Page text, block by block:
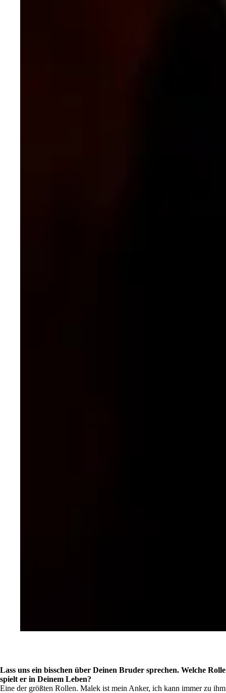
Lass uns ein bisschen über Deinen Bruder sprechen. Welche Rolle
spielt er in Deinem Leben?
Eine der größten Rollen. Malek ist mein Anker, ich kann immer zu ihm